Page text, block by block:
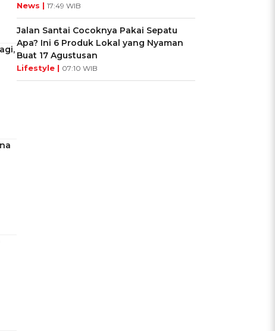
News | 17:49 WIB
Jalan Santai Cocoknya Pakai Sepatu
Apa? Ini 6 Produk Lokal yang Nyaman
Buat 17 Agustusan
Lifestyle | 07:10 WIB